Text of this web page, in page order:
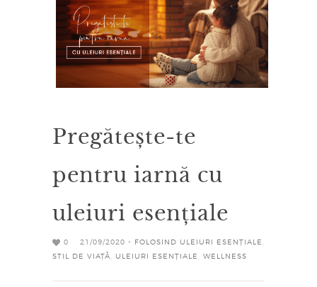
Pregătește-te
pentru iarnă cu
uleiuri esențiale
0 21/09/2020 - FOLOSIND ULEIURI ESENȚIALE
STIL DE VIAȚĂ
ULEIURI ESENȚIALE WELLNESS